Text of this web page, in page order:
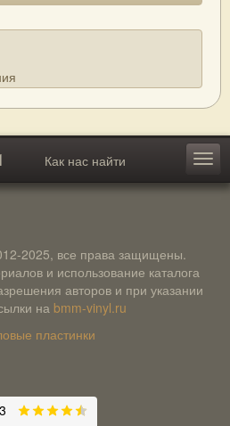
Как нас найти
2025, все права защищены.
и использование каталога
авторов и при указании
на bmm-vinyl.ru
пластинки